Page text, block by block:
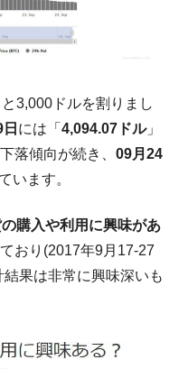
薬自動供給装甲車両･珍
の輸出入」絶好調。半導
層の雇用状況が悪い。せ
な雇用対策だソレ。
】2026年07月は4,279億ド
明白だ」
く不動産対策で浅薄な発
じく」投資に不適格な国
の保有量を増やしま
3,000ドルを割りまし
には「 4,094.07ドル」
落傾向が続き、 09月24
います。
購入や利用に興味があ
おり(2017年9月17-27
果は非常に興味深いも